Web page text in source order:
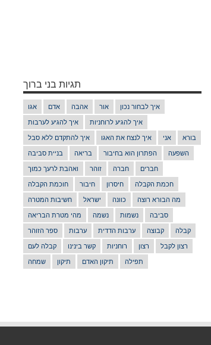
תגיות בני ברוך
אגו אדם אהבה אור איך לבחור נכון
איך להגיע לערבות איך להגיע לרוחניות
איך להתקדם ללא סבל איך לנצח את האגו אני בורא
בניית סביבה בריאה הפתרון הוא בחיבור השפעה
ואהבת לרעך כמוך זוהר חברה חברים
חוכמת הקבלה חיבור חיסרון חכמת הקבלה
חשיבות המטרה ישראל כוונה מה הבורא רוצה
מהי מטרת הבריאה נשמה נשמות סביבה
ספר הזוהר ערבות ערבות הדדית קבוצה קבלה
קבלה לעם קשר בינינו רוחניות רצון רצון לקבל
שמחה תיקון תיקון האדם תפילה